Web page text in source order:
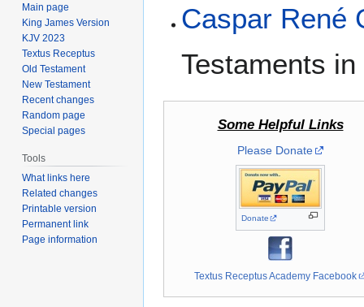
toto
Caspar René
Testaments
Some Helpful Links
Please Donate
Donate
Textus Receptus Academy Facebook
Main page
King James Version
KJV 2023
Textus Receptus
Old Testament
New Testament
Recent changes
Random page
Special pages
Tools
What links here
Related changes
Printable version
Permanent link
Page information